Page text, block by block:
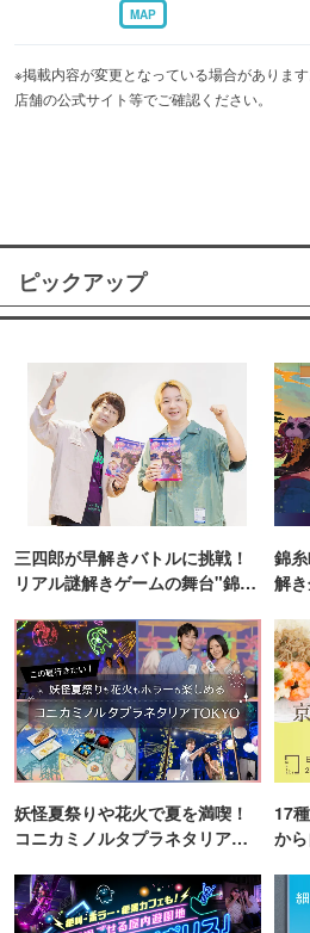
MAP
※掲載内容が変更となっている場合がありま
店舗の公式サイト等でご確認ください。
ピックアップ
三四郎が早解きバトルに挑戦！
リアル謎解きゲームの舞台"錦糸
錦
解
妖怪夏祭りや花火で夏を満喫！
コニカミノルタプラネタリア
17
か